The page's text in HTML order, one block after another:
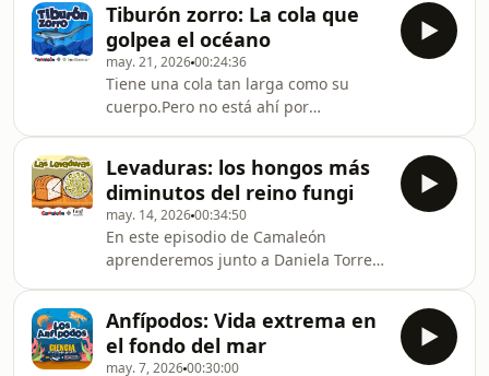
Tiburón zorro: La cola que
golpea el océano
may. 21, 202600:24:36
Tiene una cola tan larga como su
cuerpo.Pero no está ahí por
equilibrio del océano.En este episodio
descubrimos cómo caza… y qué tiene
que ver este tiburón con el aire que
respiramos.⚛️ Únete a "⁠⁠⁠⁠⁠⁠⁠⁠⁠⁠⁠⁠⁠⁠⁠⁠⁠⁠⁠⁠⁠⁠⁠⁠⁠El Club de los
Curiosos⁠⁠⁠⁠⁠⁠⁠⁠⁠⁠⁠⁠⁠⁠⁠⁠⁠⁠⁠⁠⁠⁠⁠⁠⁠"📱 Envía las preguntas de
tus peques: ⁠⁠⁠⁠⁠⁠⁠⁠⁠⁠⁠⁠⁠⁠⁠⁠⁠⁠⁠⁠
Levaduras: los hongos más
diminutos del reino fungi
may. 14, 202600:34:50
En este episodio de Camaleón
aprenderemos junto a Daniela Torres,
que no podemos ver con nuestros
ojos, pero que están prácticamente
Anfípodos: Vida extrema en
el fondo del mar
may. 7, 202600:30:00